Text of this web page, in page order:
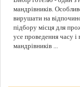
мандрівників.
вирушати на
підбору місця для
усе проведення часу і
мандрівників ...